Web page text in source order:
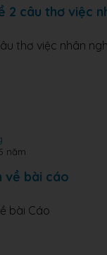
2 câu thơ việc
thơ việc nhân
năm
về bài cáo
bài Cáo